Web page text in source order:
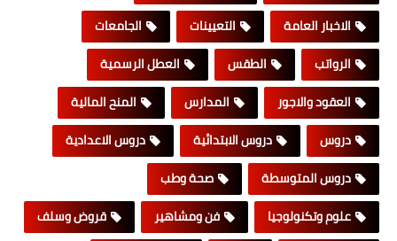
الاخبار العامة
التعيينات
الجامعات
الرواتب
الطقس
العطل الرسمية
العقود والاجور
المدارس
المنح المالية
دروس
دروس الابتدائية
دروس الاعدادية
دروس المتوسطة
صحة وطب
علوم وتكنولوجيا
فن ومشاهير
قروض وسلف